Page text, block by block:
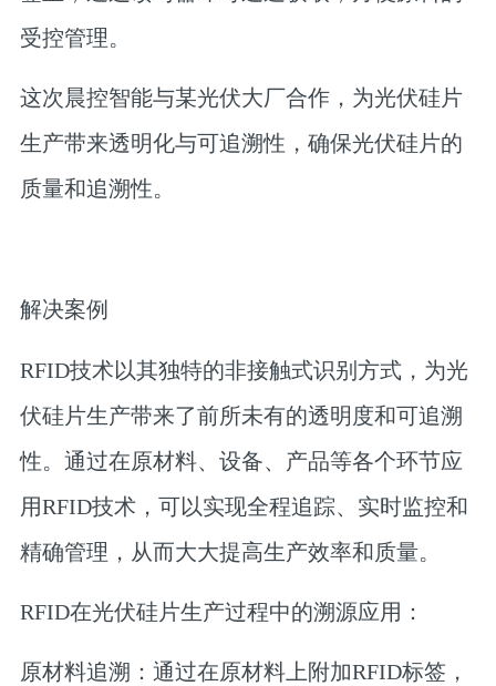
受控管理。
这次晨控智能与某光伏大厂合作，为光伏硅片
生产带来透明化与可追溯性，确保光伏硅片的
质量和追溯性。
解决案例
RFID技术以其独特的非接触式识别方式，为光
伏硅片生产带来了前所未有的透明度和可追溯
性。通过在原材料、设备、产品等各个环节应
用RFID技术，可以实现全程追踪、实时监控和
精确管理，从而大大提高生产效率和质量。
RFID在光伏硅片生产过程中的溯源应用：
原材料追溯：通过在原材料上附加RFID标签，